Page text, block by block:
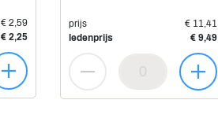
€ 2,59
€ 2,25
prijs
€ 11,41
ledenprijs
€ 9,49